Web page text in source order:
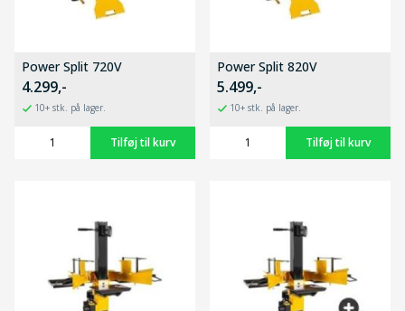
Power Split 720V
4.299,-
10+ stk. på lager.
Power Split 820V
5.499,-
10+ stk. på lager.